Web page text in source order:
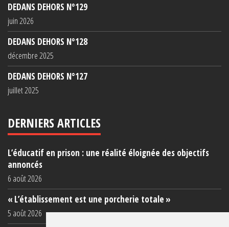
DEDANS DEHORS N°129
juin 2026
DEDANS DEHORS N°128
décembre 2025
DEDANS DEHORS N°127
juillet 2025
DERNIERS ARTICLES
L’éducatif en prison : une réalité éloignée des objectifs
annoncés
6 août 2026
« L’établissement est une porcherie totale »
5 août 2026